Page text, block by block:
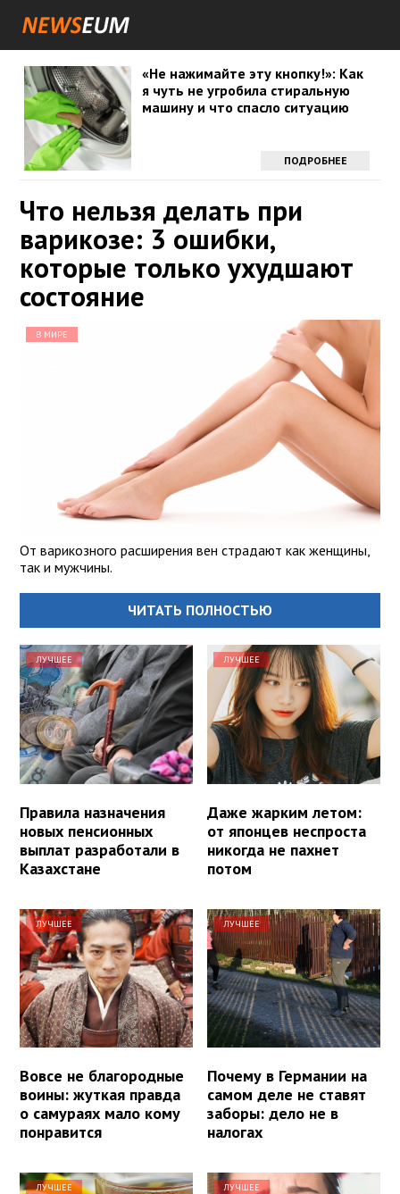
«Не нажимайте эту кнопку!»: Как
я чуть не угробила стиральную
машину и что спасло ситуацию
ПОДРОБНЕЕ
Что нельзя делать при
варикозе: 3 ошибки,
которые только ухудшают
состояние
В МИРЕ
От варикозного расширения вен страдают как женщины,
так и мужчины.
ЧИТАТЬ ПОЛНОСТЬЮ
ЛУЧШЕЕ
Правила назначения
новых пенсионных
выплат разработали в
Казахстане
ЛУЧШЕЕ
Даже жарким летом:
от японцев неспроста
никогда не пахнет
потом
ЛУЧШЕЕ
Вовсе не благородные
воины: жуткая правда
о самураях мало кому
понравится
ЛУЧШЕЕ
Почему в Германии на
самом деле не ставят
заборы: дело не в
налогах
ЛУЧШЕЕ ЛУЧШЕЕ